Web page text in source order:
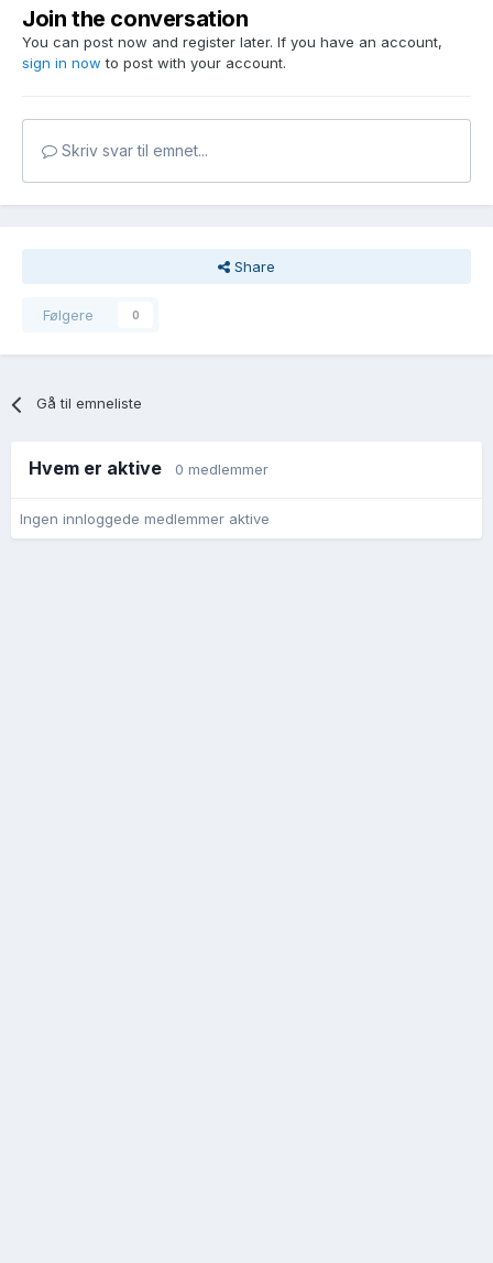
Join the conversation
You can post now and register later. If you have an account,
sign in now to post with your account.
Skriv svar til emnet...
Share
Følgere 0
Gå til emneliste
Hvem er aktive 0 medlemmer
Ingen innloggede medlemmer aktive